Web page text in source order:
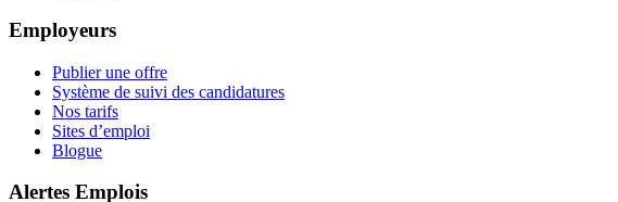
Employeurs
Publier une offre
Système de suivi des candidatures
Nos tarifs
Sites d’emploi
Blogue
Alertes Emplois